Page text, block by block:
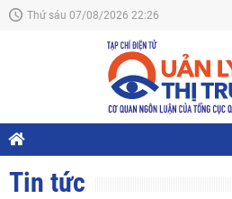
Thứ sáu 07/08/2026 22:26
Tin tức